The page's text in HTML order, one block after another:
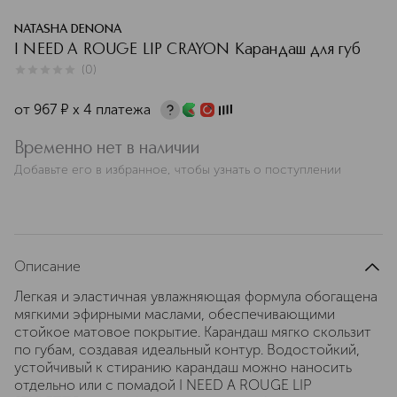
NATASHA DENONA
I NEED A ROUGE LIP CRAYON Карандаш для губ
(0)
от 967 ¤ х 4 платежа
Временно нет в наличии
Добавьте его в избранное, чтобы узнать о поступлении
Описание
Легкая и эластичная увлажняющая формула обогащена
мягкими эфирными маслами, обеспечивающими
стойкое матовое покрытие. Карандаш мягко скользит
по губам, создавая идеальный контур. Водостойкий,
устойчивый к стиранию карандаш можно наносить
отдельно или с помадой I NEED A ROUGE LIP